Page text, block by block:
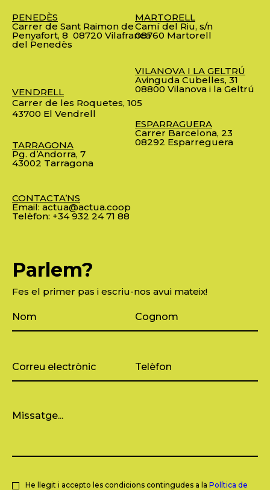
PENEDÈS
Carrer de Sant Raimon de
Penyafort, 8 08720 Vilafranca
del Penedès
VENDRELL
Carrer de les Roquetes, 105
43700 El Vendrell
TARRAGONA
Pg. d’Andorra, 7
43002 Tarragona
CONTACTA’NS
Email: actua@actua.coop
Telèfon: +34 932 24 71 88
MARTORELL
Camí del Riu, s/n
08760 Martorell
VILANOVA I LA GELTRÚ
Avinguda Cubelles, 31
08800 Vilanova i la Geltrú
ESPARRAGUERA
Carrer Barcelona, 23
08292 Esparreguera
Parlem?
Fes el primer pas i escriu-nos avui mateix!
He llegit i accepto les condicions contingudes a la Política de